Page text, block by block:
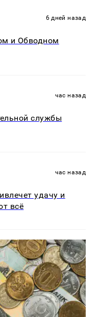
6 дней назад
и Обводном
час назад
службы
час назад
удачу и
всё